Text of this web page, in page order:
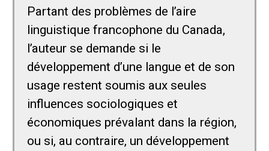
Partant des problèmes de l’aire
linguistique francophone du Canada,
l’auteur se demande si le
développement d’une langue et de son
usage restent soumis aux seules
influences sociologiques et
économiques prévalant dans la région,
ou si, au contraire, un développement